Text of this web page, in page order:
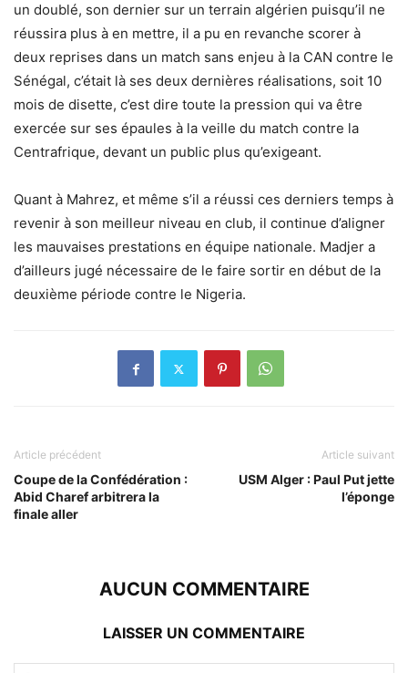
un doublé, son dernier sur un terrain algérien puisqu’il ne
réussira plus à en mettre, il a pu en revanche scorer à
deux reprises dans un match sans enjeu à la CAN contre le
Sénégal, c’était là ses deux dernières réalisations, soit 10
mois de disette, c’est dire toute la pression qui va être
exercée sur ses épaules à la veille du match contre la
Centrafrique, devant un public plus qu’exigeant.
Quant à Mahrez, et même s’il a réussi ces derniers temps à
revenir à son meilleur niveau en club, il continue d’aligner
les mauvaises prestations en équipe nationale. Madjer a
d’ailleurs jugé nécessaire de le faire sortir en début de la
deuxième période contre le Nigeria.
Article précédent
Coupe de la Confédération :
Abid Charef arbitrera la
finale aller
Article suivant
USM Alger : Paul Put jette
l’éponge
AUCUN COMMENTAIRE
LAISSER UN COMMENTAIRE